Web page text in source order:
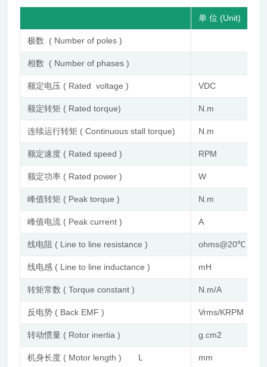
单 位 (Unit)
极数 ( Number of poles )
相数 ( Number of phases )
额定电压 ( Rated voltage ) VDC
额定转矩 ( Rated torque) N.m
连续运行转矩 ( Continuous stall torque) N.m
额定速度 ( Rated speed ) RPM
额定功率 ( Rated power ) W
峰值转矩 ( Peak torque ) N.m
峰值电流 ( Peak current ) A
线电阻 ( Line to line resistance ) ohms@20℃
线电感 ( Line to line inductance ) mH
转矩常数 ( Torque constant ) N.m/A
反电势 ( Back EMF ) Vrms/KRPM
转动惯量 ( Rotor inertia ) g.cm2
机身长度 ( Motor length ) L mm